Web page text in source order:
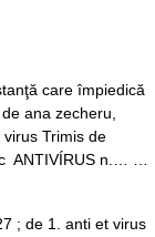
care împiedică
ana zecheru,
Trimis de
ANTIVÍRUS n.… …
; de 1. anti et virus